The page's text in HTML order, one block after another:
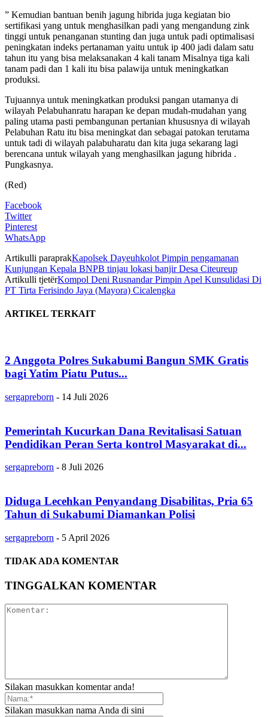
” Kemudian bantuan benih jagung hibrida juga kegiatan bio
sertifikasi yang untuk menghasilkan padi yang mengandung zink
tinggi untuk penanganan stunting dan juga untuk padi optimalisasi
peningkatan indeks pertanaman yaitu untuk ip 400 jadi dalam satu
tahun itu yang bisa melaksanakan 4 kali tanam Misalnya tiga kali
tanam padi dan 1 kali itu bisa palawija untuk meningkatkan
produksi.
Tujuannya untuk meningkatkan produksi pangan utamanya di
wilayah Pelabuhanratu harapan ke depan mudah-mudahan yang
paling utama pasti pembangunan pertanian khususnya di wilayah
Pelabuhan Ratu itu bisa meningkat dan sebagai patokan terutama
untuk tadi di wilayah palabuharatu dan kita juga sekarang lagi
berencana untuk wilayah yang menghasilkan jagung hibrida .
Pungkasnya.
(Red)
Facebook
Twitter
Pinterest
WhatsApp
Artikulli paraprakKapolsek Dayeuhkolot Pimpin pengamanan
Kunjungan Kepala BNPB tinjau lokasi banjir Desa Citeureup
Artikulli tjetërKompol Deni Rusnandar Pimpin Apel Kunsulidasi Di
PT Tirta Ferisindo Jaya (Mayora) Cicalengka
ARTIKEL TERKAIT
2 Anggota Polres Sukabumi Bangun SMK Gratis
bagi Yatim Piatu Putus...
sergapreborn - 14 Juli 2026
Pemerintah Kucurkan Dana Revitalisasi Satuan
Pendidikan Peran Serta kontrol Masyarakat di...
sergapreborn - 8 Juli 2026
Diduga Lecehkan Penyandang Disabilitas, Pria 65
Tahun di Sukabumi Diamankan Polisi
sergapreborn - 5 April 2026
TIDAK ADA KOMENTAR
TINGGALKAN KOMENTAR
Silakan masukkan komentar anda!
Silakan masukkan nama Anda di sini